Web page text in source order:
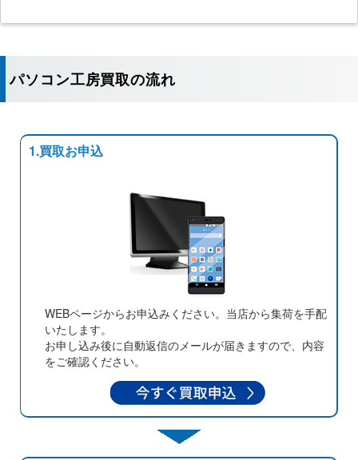
パソコン工房買取の流れ
1.買取お申込
WEBページからお申込みください。当店から集荷を手配
いたします。
お申し込み後に自動返信のメールが届きますので、内容
をご確認ください。